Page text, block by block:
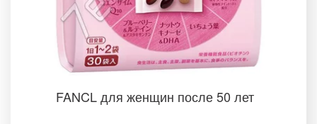
FANCL для женщин после 50 лет